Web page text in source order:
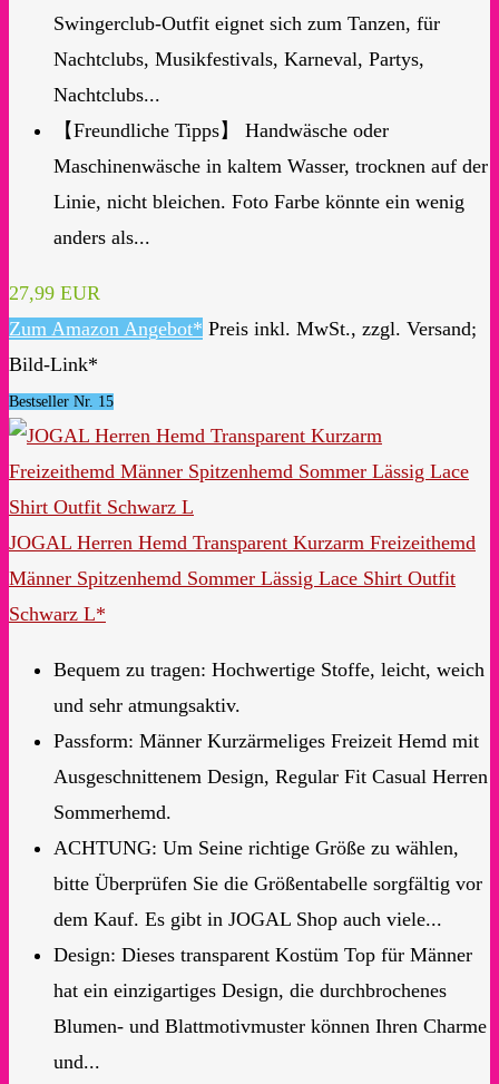
Swingerclub-Outfit eignet sich zum Tanzen, für
Nachtclubs, Musikfestivals, Karneval, Partys,
Nachtclubs...
【Freundliche Tipps】 Handwäsche oder
Maschinenwäsche in kaltem Wasser, trocknen auf der
Linie, nicht bleichen. Foto Farbe könnte ein wenig
anders als...
27,99 EUR
Zum Amazon Angebot* Preis inkl. MwSt., zzgl. Versand;
Bild-Link*
Bestseller Nr. 15
JOGAL Herren Hemd Transparent Kurzarm Freizeithemd
Männer Spitzenhemd Sommer Lässig Lace Shirt Outfit
Schwarz L*
Bequem zu tragen: Hochwertige Stoffe, leicht, weich
und sehr atmungsaktiv.
Passform: Männer Kurzärmeliges Freizeit Hemd mit
Ausgeschnittenem Design, Regular Fit Casual Herren
Sommerhemd.
ACHTUNG: Um Seine richtige Größe zu wählen,
bitte Überprüfen Sie die Größentabelle sorgfältig vor
dem Kauf. Es gibt in JOGAL Shop auch viele...
Design: Dieses transparent Kostüm Top für Männer
hat ein einzigartiges Design, die durchbrochenes
Blumen- und Blattmotivmuster können Ihren Charme
und...